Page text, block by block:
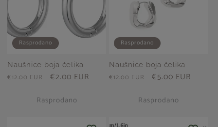
Rasprodano
Naušnice boja čelika
Redovna
€12.00 EUR
Prodajna
€2.00 EUR
Rasprodano
Rasprodano
Naušnice boja čelika
Redovna
€12.00 EUR
Prodajna
€5.00 EUR
Rasprodano